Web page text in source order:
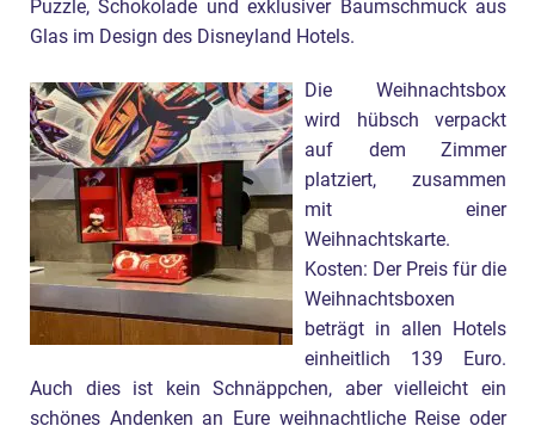
Puzzle, Schokolade und exklusiver Baumschmuck aus
Glas im Design des Disneyland Hotels.
Die Weihnachtsbox
wird hübsch verpackt
auf dem Zimmer
platziert, zusammen
mit einer
Weihnachtskarte.
Kosten: Der Preis für die
Weihnachtsboxen
beträgt in allen Hotels
einheitlich 139 Euro.
Auch dies ist kein Schnäppchen, aber vielleicht ein
schönes Andenken an Eure weihnachtliche Reise oder